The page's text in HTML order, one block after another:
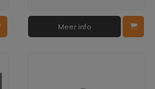
Meer info